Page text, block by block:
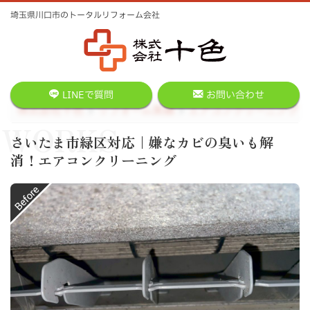
埼玉県川口市のトータルリフォーム会社
LINEで質問 お問い合わせ
株式会社十色 リフォーム実績 エアコンクリーニング
さいたま市緑区対応｜嫌なカビの臭いも解
消！エアコンクリーニング
WORKS